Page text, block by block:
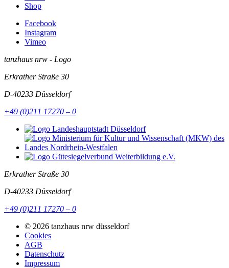
Shop
Facebook
Instagram
Vimeo
tanzhaus nrw - Logo
Erkrather Straße 30
D-40233 Düsseldorf
+49 (0)211 17270 – 0
Erkrather Straße 30
D-40233 Düsseldorf
+49 (0)211 17270 – 0
© 2026 tanzhaus nrw düsseldorf
Cookies
AGB
Datenschutz
Impressum